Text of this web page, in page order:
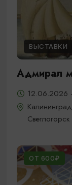
ВЫСТАВКИ
Адмирал
12.06.2026
Светлогорск
ОТ 600₽